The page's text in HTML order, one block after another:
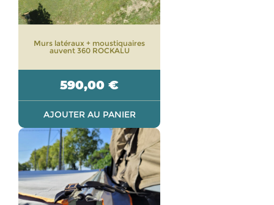
Murs latéraux + moustiquaires
auvent 360 ROCKALU
590,00 €
AJOUTER AU PANIER